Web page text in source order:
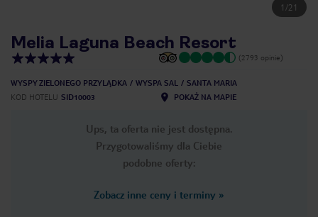
1 /21
Melia Laguna Beach Resort
(2793 opinie)
WYSPY ZIELONEGO PRZYLĄDKA WYSPA SAL
SANTA MARIA
KOD HOTELU SID10003 POKAŻ NA MAPIE
Ups, ta oferta nie jest dostępna.
Przygotowaliśmy dla Ciebie
podobne oferty:
Zobacz inne ceny i terminy »